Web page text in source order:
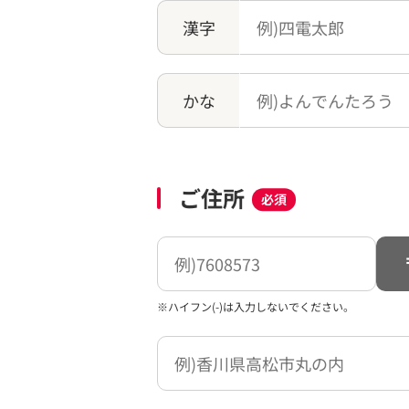
漢字
かな
ご住所 必須
※ハイフン(-)は入力しないでください。